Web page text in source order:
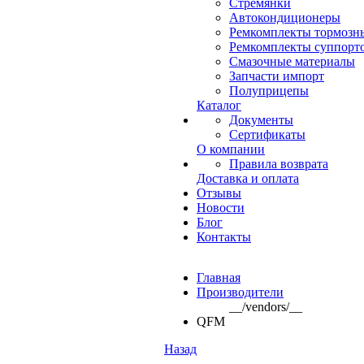
Стремянки
Автокондиционеры
Ремкомплекты
Ремкомплекты
Смазочные материалы
Запчасти импорт
Полуприцепы
Каталог
Документы
Сертификаты
О компании
Правила возврата
Доставка и оплата
Отзывы
Новости
Блог
Контакты
Главная
Производители
__/vendors/__
QFM
Назад